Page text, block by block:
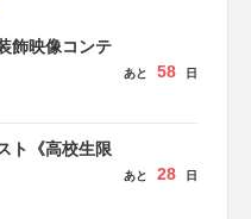
飾映像コンテ
あと 58 日
ト《高校生限
あと 28 日